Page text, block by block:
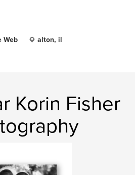
Web alton, il
Korin Fisher